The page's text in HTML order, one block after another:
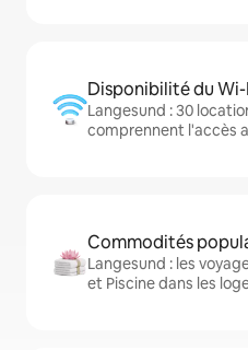
Disponibilité du Wi-
Langesund : 30
comprennent l'accès
Commodités
Langesund : les
et Piscine dans les